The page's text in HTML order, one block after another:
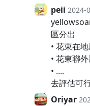
peii 2024-
區分出
• 花東在
• 花東聯
• ....
去評估可
Oriyar